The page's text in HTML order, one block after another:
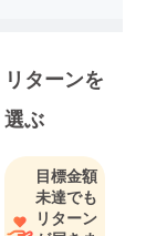
そして、大
学卒業直
後、統合失
調症で精神
病院に入
院。
30年のリハ
リターンを
選ぶ
目標金額
未達でも
リターン